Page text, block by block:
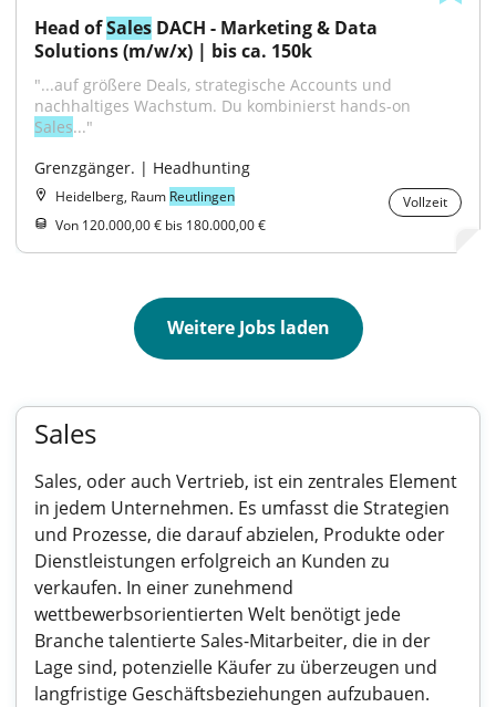
Head of Sales DACH - Marketing & Data
Solutions (m/w/x) | bis ca. 150k
"...auf größere Deals, strategische Accounts und
Sales..."
Grenzgänger. | Headhunting
Heidelberg, Raum Reutlingen
Vollzeit
Von 120.000,00 € bis 180.000,00 €
Weitere Jobs laden
Sales
Sales, oder auch Vertrieb, ist ein zentrales Element
in jedem Unternehmen. Es umfasst die Strategien
und Prozesse, die darauf abzielen, Produkte oder
Dienstleistungen erfolgreich an Kunden zu
verkaufen. In einer zunehmend
wettbewerbsorientierten Welt benötigt jede
Branche talentierte Sales-Mitarbeiter, die in der
Lage sind, potenzielle Käufer zu überzeugen und
langfristige Geschäftsbeziehungen aufzubauen.